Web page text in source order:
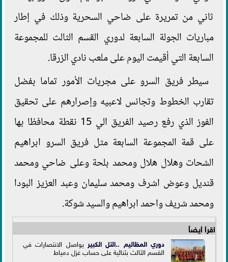
ثاني من تمريرة على ضاحي السحرية وذلك في إطار
مباريات الجولة السابعة لدوري القسم الثالث للمجموعة
السابعة التي أقيمت اليوم على ملعب نادي الزرقا.
سيطر فريق السرو على مجريات الأمور تماما بفضل
تقارب الخطوط وتجانس لاعبيه وإصرارهم على تحقيق
الفوز الذي رفع رصيد الفريق الي 15 نقطة محافظا بها
على قمة المجموعة السابعة مثل فريق السرو ابراهيم
الشحات وهلال هلال ومحمد بلحة وعلى ضاحي ومحمد
قنديل وعوض اشرف ومحمد سليمان وعبد العزيز البودا
ومحمد شريف واحمد ابراهيم والسيد شوكة.
اقرأ أيضاً
دوري المظاليم ..التل الكبير يواصل الانتصارات في
القسم الثالث بثنائية على حساب غزل دمياط